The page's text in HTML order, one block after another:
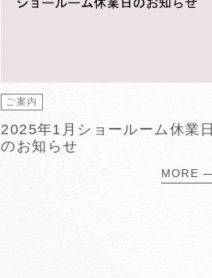
ご案内
2025年1月ショールーム休業日
のお知らせ
MORE